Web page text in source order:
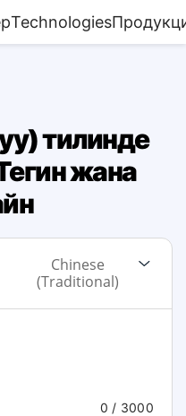
Technologies
тилинде
жана
Chinese
(Traditional)
0 / 3000